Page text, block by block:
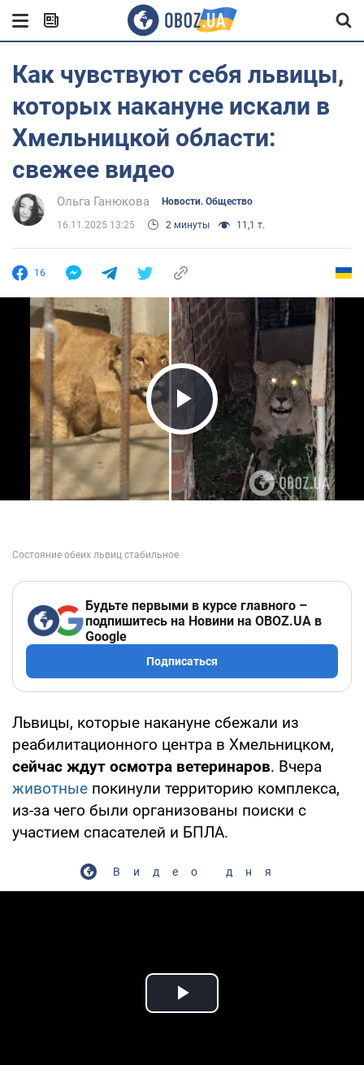
Как чувствуют себя львицы,
которых накануне искали в
Хмельницкой области:
свежее видео
Ольга Ганюкова Новости. Общество
16.11.2025 13:25 2 минуты 11,1 т.
16
Play Video
Будьте первыми в курсе главного –
подпишитесь на Новини на OBOZ.UA в
Google
Подписаться
Львицы, которые накануне сбежали из
реабилитационного центра в Хмельницком,
сейчас ждут осмотра ветеринаров. Вчера
животные покинули территорию комплекса,
из-за чего были организованы поиски с
участием спасателей и БПЛА.
Видео дня
Play Video